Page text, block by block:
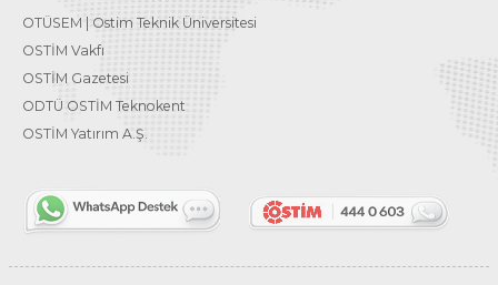
OTÜSEM | Ostim Teknik Üniversitesi
OSTİM Vakfı
OSTİM Gazetesi
ODTÜ OSTİM Teknokent
OSTİM Yatırım A.Ş.